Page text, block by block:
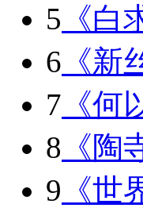
5 《白
6 《新
7 《何
8 《陶
9 《世